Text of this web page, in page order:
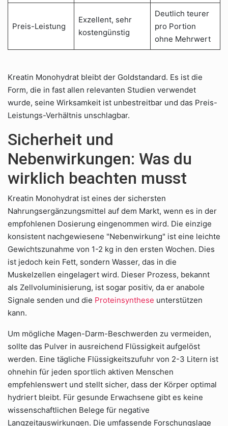
Preis-Leistung
Exzellent, sehr
kostengünstig
Deutlich teurer
pro Portion
ohne Mehrwert
Kreatin Monohydrat bleibt der Goldstandard. Es ist die
Form, die in fast allen relevanten Studien verwendet
wurde, seine Wirksamkeit ist unbestreitbar und das Preis-
Leistungs-Verhältnis unschlagbar.
Sicherheit und
Nebenwirkungen: Was du
wirklich beachten musst
Kreatin Monohydrat ist eines der sichersten
Nahrungsergänzungsmittel auf dem Markt, wenn es in der
empfohlenen Dosierung eingenommen wird. Die einzige
konsistent nachgewiesene "Nebenwirkung" ist eine leichte
Gewichtszunahme von 1-2 kg in den ersten Wochen. Dies
ist jedoch kein Fett, sondern Wasser, das in die
Muskelzellen eingelagert wird. Dieser Prozess, bekannt
als Zellvoluminisierung, ist sogar positiv, da er anabole
Signale senden und die Proteinsynthese unterstützen
kann.
Um mögliche Magen-Darm-Beschwerden zu vermeiden,
sollte das Pulver in ausreichend Flüssigkeit aufgelöst
werden. Eine tägliche Flüssigkeitszufuhr von 2-3 Litern ist
ohnehin für jeden sportlich aktiven Menschen
empfehlenswert und stellt sicher, dass der Körper optimal
hydriert bleibt. Für gesunde Erwachsene gibt es keine
wissenschaftlichen Belege für negative
Langzeitauswirkungen. Die umfassende Forschungslage